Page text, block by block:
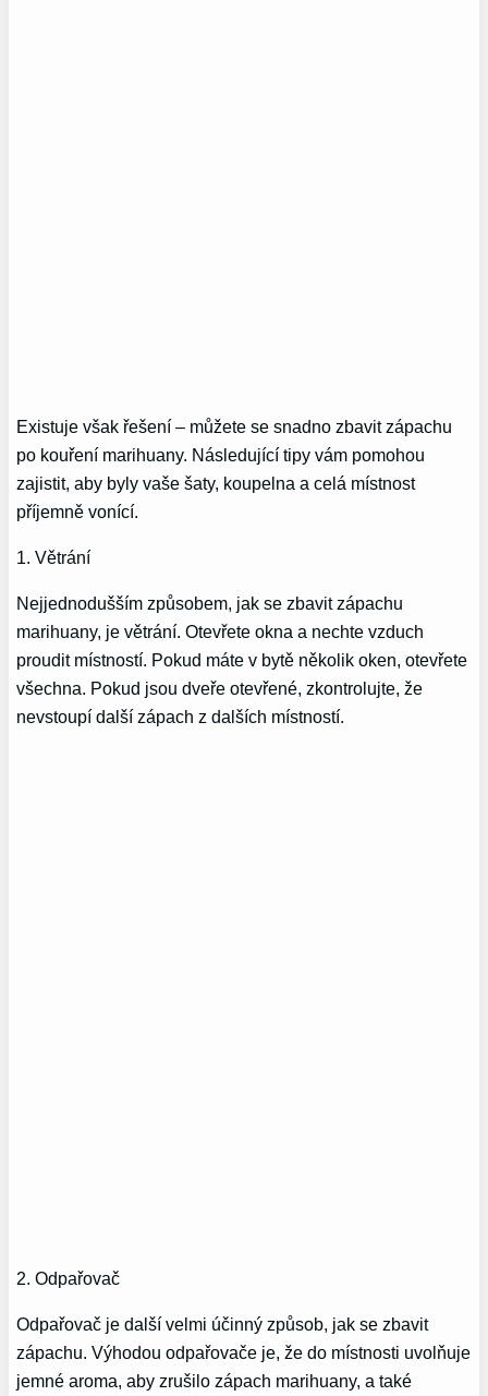
Existuje však řešení – můžete se snadno zbavit zápachu
po kouření marihuany. Následující tipy vám pomohou
zajistit, aby byly vaše šaty, koupelna a celá místnost
příjemně vonící.
1. Větrání
Nejjednodušším způsobem, jak se zbavit zápachu
marihuany, je větrání. Otevřete okna a nechte vzduch
proudit místností. Pokud máte v bytě několik oken, otevřete
všechna. Pokud jsou dveře otevřené, zkontrolujte, že
nevstoupí další zápach z dalších místností.
2. Odpařovač
Odpařovač je další velmi účinný způsob, jak se zbavit
zápachu. Výhodou odpařovače je, že do místnosti uvolňuje
jemné aroma, aby zrušilo zápach marihuany, a také